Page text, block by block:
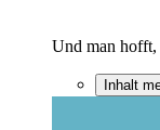
Und man
Inhalt